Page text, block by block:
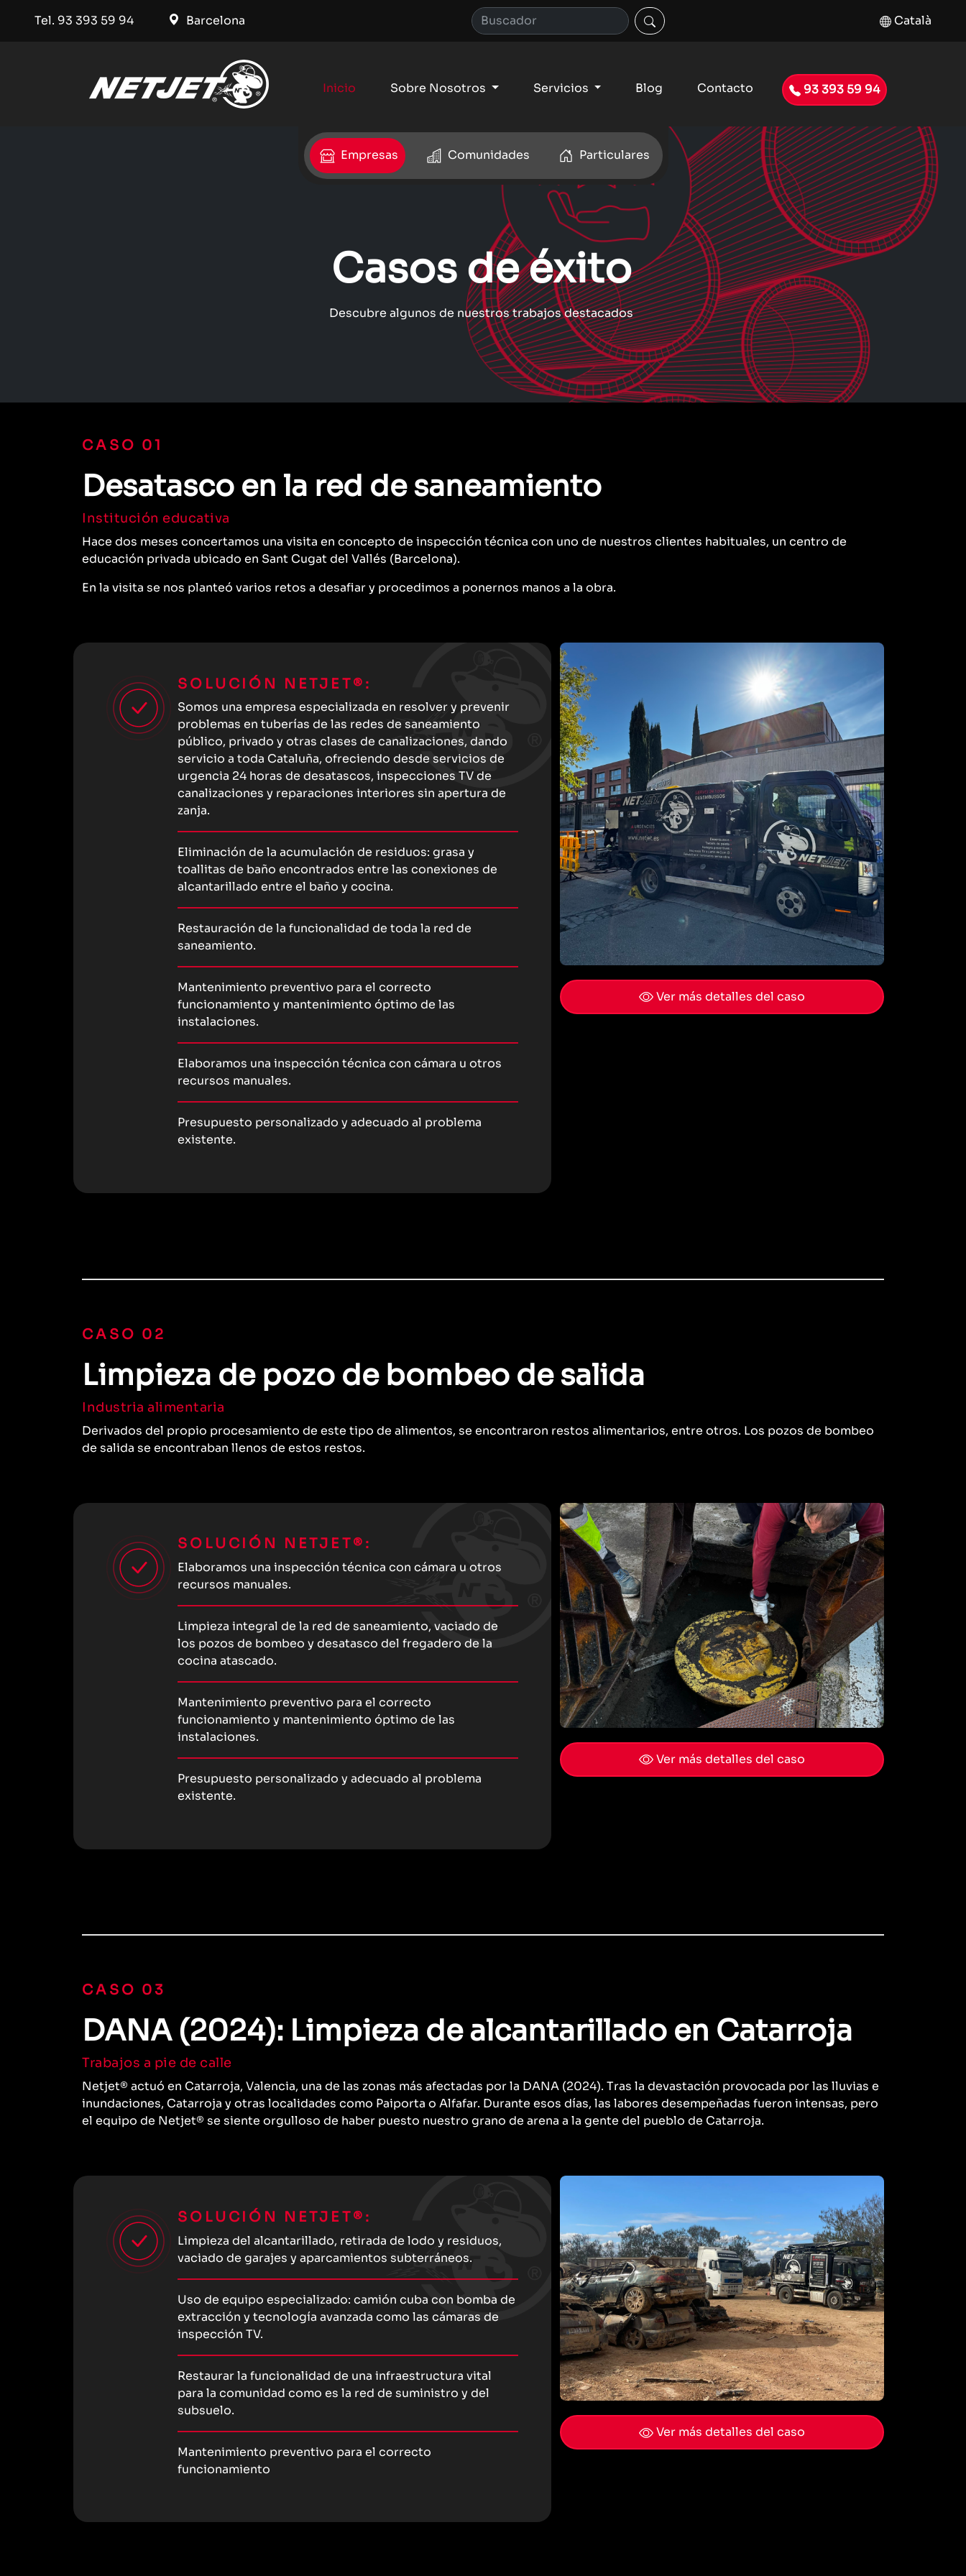
Tel. 93 393 59 94 Barcelona Català
Inicio Sobre Nosotros Servicios Blog Contacto 93 393 59 94
Empresas Comunidades Particulares
Casos de éxito
Descubre algunos de nuestros trabajos destacados
CASO 01
Desatasco en la red de saneamiento
Institución educativa
Hace dos meses concertamos una visita en concepto de inspección técnica con uno de nuestros clientes habituales, un centro de
educación privada ubicado en Sant Cugat del Vallés (Barcelona).
En la visita se nos planteó varios retos a desafiar y procedimos a ponernos manos a la obra.
SOLUCIÓN NETJET®:
Somos una empresa especializada en resolver y prevenir
problemas en tuberías de las redes de saneamiento
público, privado y otras clases de canalizaciones, dando
servicio a toda Cataluña, ofreciendo desde servicios de
urgencia 24 horas de desatascos, inspecciones TV de
canalizaciones y reparaciones interiores sin apertura de
zanja.
Eliminación de la acumulación de residuos: grasa y
toallitas de baño encontrados entre las conexiones de
alcantarillado entre el baño y cocina.
Restauración de la funcionalidad de toda la red de
saneamiento.
Mantenimiento preventivo para el correcto
funcionamiento y mantenimiento óptimo de las
instalaciones.
Elaboramos una inspección técnica con cámara u otros
recursos manuales.
Presupuesto personalizado y adecuado al problema
existente.
Ver más detalles del caso
CASO 02
Limpieza de pozo de bombeo de salida
Industria alimentaria
Derivados del propio procesamiento de este tipo de alimentos, se encontraron restos alimentarios, entre otros. Los pozos de bombeo
de salida se encontraban llenos de estos restos.
SOLUCIÓN NETJET®:
Elaboramos una inspección técnica con cámara u otros
recursos manuales.
Limpieza integral de la red de saneamiento, vaciado de
los pozos de bombeo y desatasco del fregadero de la
cocina atascado.
Mantenimiento preventivo para el correcto
funcionamiento y mantenimiento óptimo de las
instalaciones.
Presupuesto personalizado y adecuado al problema
existente.
Ver más detalles del caso
CASO 03
DANA (2024): Limpieza de alcantarillado en Catarroja
Trabajos a pie de calle
Netjet® actuó en Catarroja, Valencia, una de las zonas más afectadas por la DANA (2024). Tras la devastación provocada por las lluvias e
inundaciones, Catarroja y otras localidades como Paiporta o Alfafar. Durante esos días, las labores desempeñadas fueron intensas, pero
el equipo de Netjet® se siente orgulloso de haber puesto nuestro grano de arena a la gente del pueblo de Catarroja.
SOLUCIÓN NETJET®:
Limpieza del alcantarillado, retirada de lodo y residuos,
vaciado de garajes y aparcamientos subterráneos.
Uso de equipo especializado: camión cuba con bomba de
extracción y tecnología avanzada como las cámaras de
inspección TV.
Restaurar la funcionalidad de una infraestructura vital
para la comunidad como es la red de suministro y del
subsuelo.
Mantenimiento preventivo para el correcto
funcionamiento
Ver más detalles del caso